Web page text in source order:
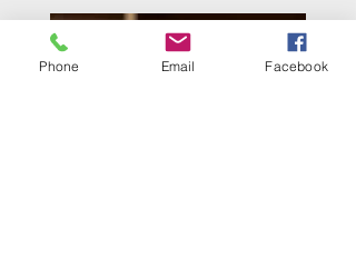
Phone Email Facebook